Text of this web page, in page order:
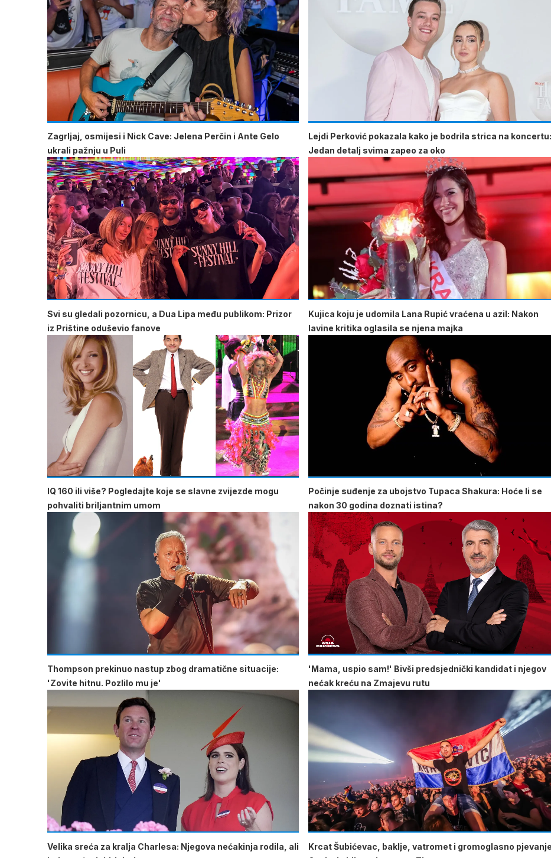
Zagrljaj, osmijesi i Nick Cave: Jelena Perčin i Ante Gelo
ukrali pažnju u Puli
Lejdi Perković pokazala kako je bodrila strica na koncertu:
Jedan detalj svima zapeo za oko
Svi su gledali pozornicu, a Dua Lipa među publikom: Prizor
iz Prištine oduševio fanove
Kujica koju je udomila Lana Rupić vraćena u azil: Nakon
lavine kritika oglasila se njena majka
IQ 160 ili više? Pogledajte koje se slavne zvijezde mogu
pohvaliti briljantnim umom
Počinje suđenje za ubojstvo Tupaca Shakura: Hoće li se
nakon 30 godina doznati istina?
Thompson prekinuo nastup zbog dramatične situacije:
'Zovite hitnu. Pozlilo mu je'
'Mama, uspio sam!' Bivši predsjednički kandidat i njegov
nećak kreću na Zmajevu rutu
Velika sreća za kralja Charlesa: Njegova nećakinja rodila, ali
Krcat Šubićevac, baklje, vatromet i gromoglasno